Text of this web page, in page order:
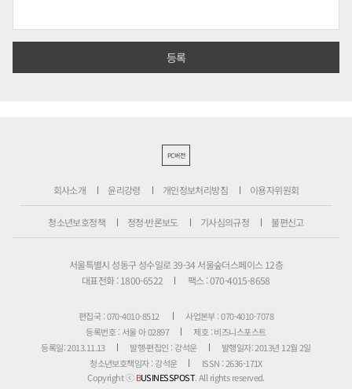
PC버전
회사소개 윤리강령 개인정보처리방침 이용자위원회
청소년보호정책 정정·반론보도 기사심의규정 불편신고
서울특별시 성동구 성수일로 39-34 서울숲더스페이스 12층
대표전화 : 1800-6522
팩스 : 070-4015-8658
편집국 : 070-4010-8512
사업본부 : 070-4010-7078
등록번호 : 서울 아 02897
제호 : 비즈니스포스트
등록일: 2013.11.13
발행·편집인 : 강석운
발행일자: 2013년 12월 2일
청소년보호책임자 : 강석운
ISSN : 2636-171X
Copyright ⓒBUSINESSPOST. All rights reserved.